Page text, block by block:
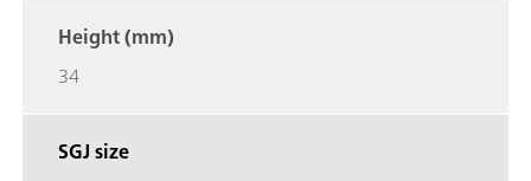
Height (mm)
34
SGJ size